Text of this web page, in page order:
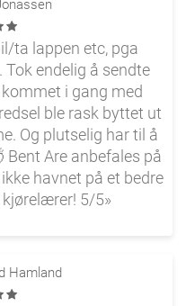
ta lappen etc, pga
endelig å sendte
i gang med
ble rask byttet ut
Og plutselig har til å
Bent Are anbefales på
havnet på et bedre
kjørelærer! 5/5»
Hamland